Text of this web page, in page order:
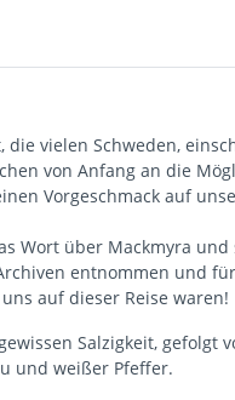
vielen Schweden,
von Anfang an die
Vorgeschmack auf
Wort über Mackmyra und
entnommen und
auf dieser Reise waren!
Salzigkeit, gefolgt
und weißer Pfeffer.